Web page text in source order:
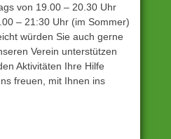
von 19.00 – 20.30 Uhr
– 21:30 Uhr (im Sommer)
würden Sie auch gerne
Verein unterstützen
Aktivitäten Ihre Hilfe
freuen, mit Ihnen ins